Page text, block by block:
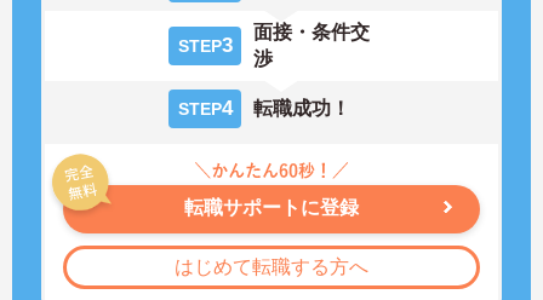
STEP3
面接・条件交
渉
STEP4 転職成功！
転職サポートに登録
はじめて転職する方へ